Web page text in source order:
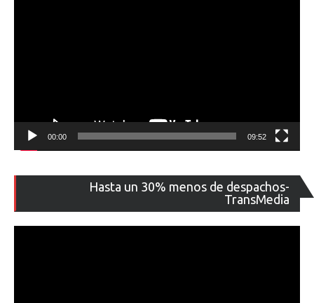
00:00 09:52
Hasta un 30% menos de despachos-
TransMedia
de